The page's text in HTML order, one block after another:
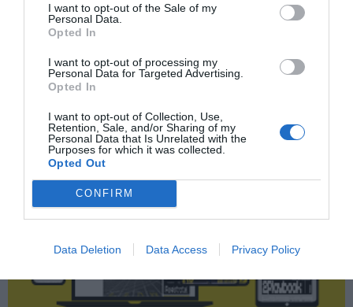
I want to opt-out of the Sale of my
Personal Data.
Opted In
I want to opt-out of processing my
Personal Data for Targeted Advertising.
Opted In
I want to opt-out of Collection, Use,
Retention, Sale, and/or Sharing of my
Personal Data that Is Unrelated with the
Purposes for which it was collected.
Opted Out
CONFIRM
Data Deletion Data Access Privacy Policy
Publicidad
2Playbook Club2P